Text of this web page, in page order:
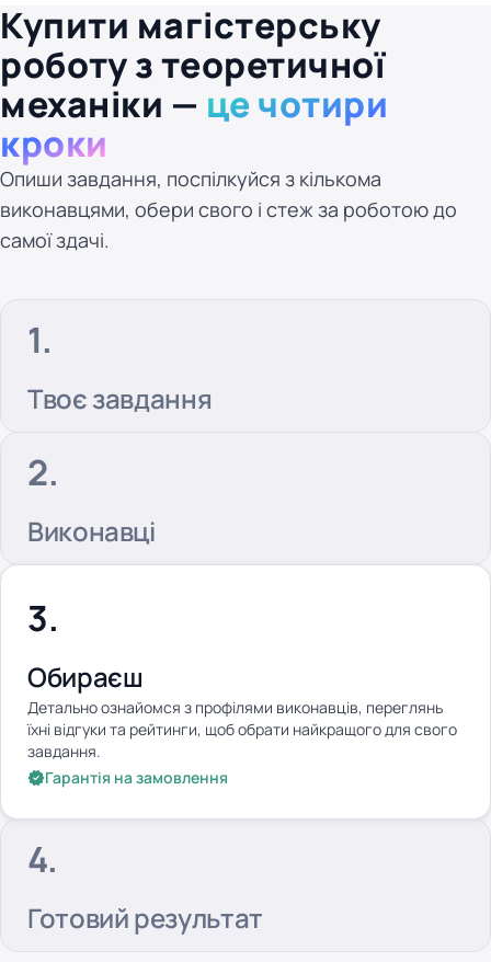
Купити магістерську
роботу з теоретичної
механіки — це чотири
кроки
Опиши завдання, поспілкуйся з кількома
виконавцями, обери свого і стеж за роботою до
самої здачі.
Твоє завдання
Виконавці
Обираєш
Детально ознайомся з профілями виконавців, переглянь
їхні відгуки та рейтинги, щоб обрати найкращого для свого
завдання.
Гарантія на замовлення
Готовий результат